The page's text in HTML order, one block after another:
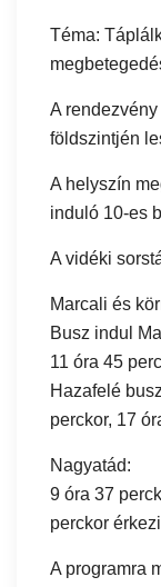
Téma:
A
földszintjén
A helyszín
induló 10-es
A vidéki
Marcali és
Busz indul
11 óra 45
Hazafelé
perckor, 17
Nagyatád:
9 óra 37
perckor
A programra